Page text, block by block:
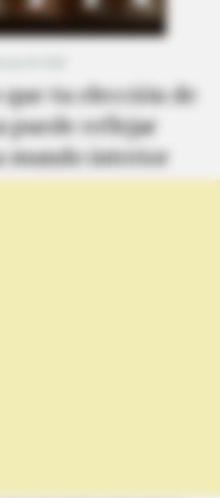
que tu elección de
puede reflejar
mundo interior